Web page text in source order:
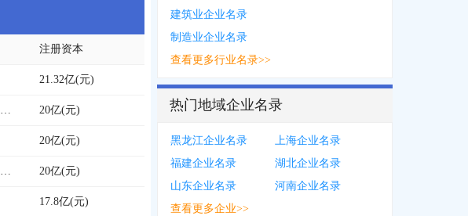
注册资本
21.32亿(元)
400883884520亿(元)
20亿(元)
1575***356820亿(元)
17.8亿(元)
建筑业企业名录
制造业企业名录
查看更多行业名录>>
热门地域企业名录
黑龙江企业名录
上海企业名录
福建企业名录
湖北企业名录
山东企业名录
河南企业名录
查看更多企业>>